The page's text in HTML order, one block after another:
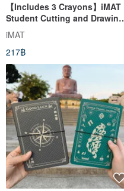
【Includes 3 Crayons】iMAT
Student Cutting and Drawing
Desk Mat 2mm Interactive
Learning One-Piece / Folding
& Clipping
iMAT
217฿